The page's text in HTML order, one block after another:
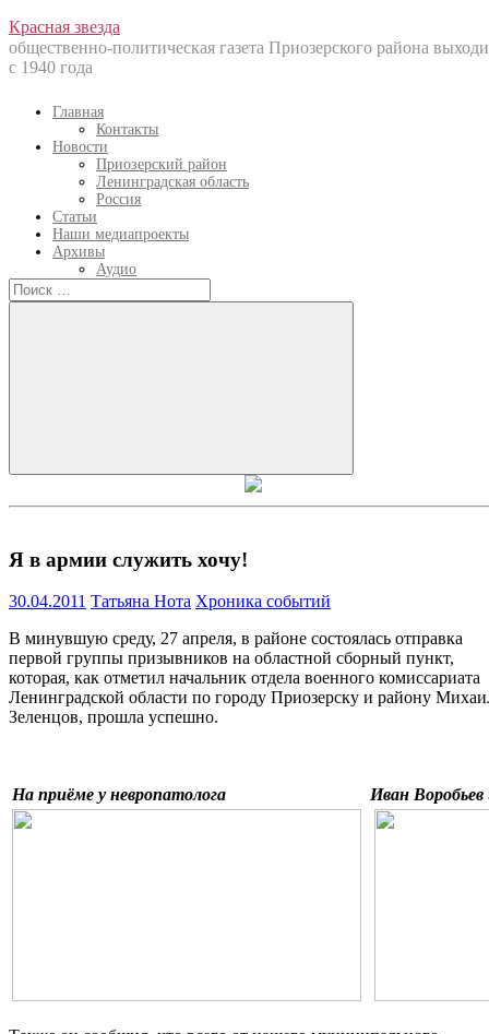
Перейти
к
содержанию
Красная звезда
общественно-политическая газета Приозерского района
с 1940 года
Главная
Контакты
Новости
Приозерский район
Ленинградская область
Россия
Статьи
Наши медиапроекты
Архивы
Аудио
Искать:
Искать
Я в армии служить хочу!
30.04.2011 Татьяна Нота Хроника событий
В минувшую среду, 27 апреля, в районе состоялась отправка
первой группы призывников на областной сборный пункт,
которая, как отметил начальник отдела военного комиссариата
Ленинградской области по городу Приозерску и району
Зеленцов, прошла успешно.
На приёме у невропатолога Иван